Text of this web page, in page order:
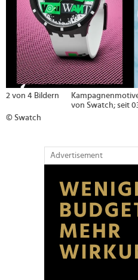
2 von 4 Bildern
von Swatch; seit
© Swatch
Advertisement